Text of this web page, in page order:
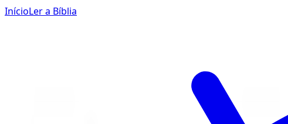
InícioLer a Bíblia